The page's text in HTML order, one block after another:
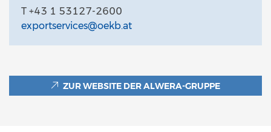
T +43 1 53127-2600
exportservices@oekb.at
ZUR WEBSITE DER ALWERA-GRUPPE